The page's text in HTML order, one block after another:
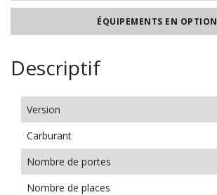
ÉQUIPEMENTS EN OPTION
Descriptif
Version
Carburant
Nombre de portes
Nombre de places